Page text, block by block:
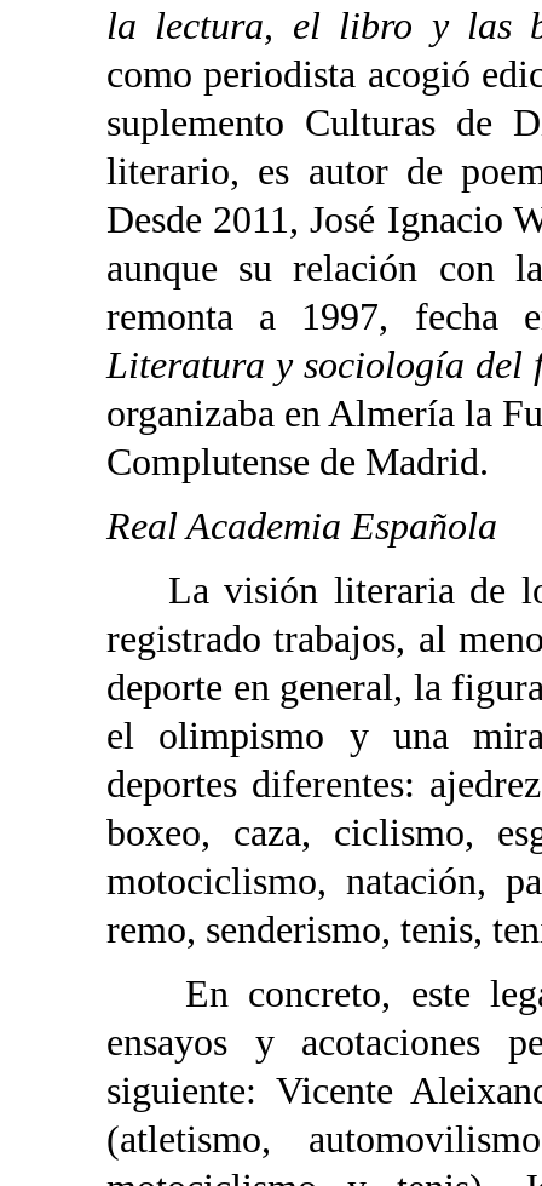
la lectura, el libro y las
como periodista acogió
suplemento Culturas de
literario, es autor de
Desde 2011, José Ignacio
aunque su relación con
remonta a 1997, fecha
Literatura y sociología del
organizaba en Almería la
Complutense de Madrid.
Real Academia Española
La visión literaria de
registrado trabajos, al
deporte en general, la
el olimpismo y una
deportes diferentes:
boxeo, caza, ciclismo,
motociclismo, natación,
remo, senderismo, tenis,
En concreto, este
ensayos y acotaciones
siguiente: Vicente
(atletismo,